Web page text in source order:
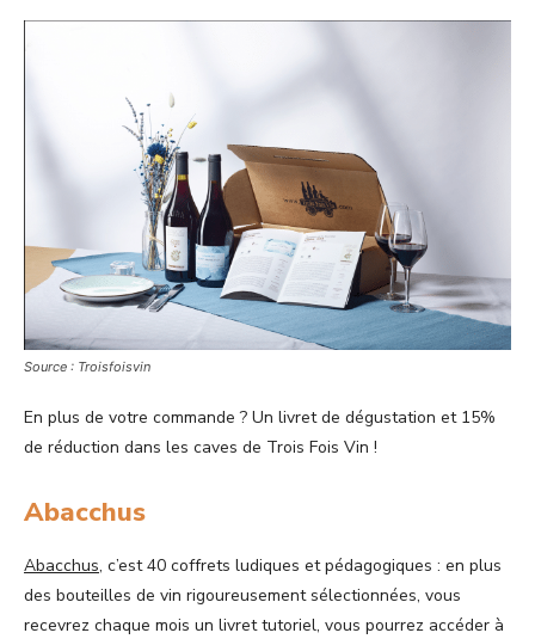
Source : Troisfoisvin
En plus de votre commande ? Un livret de dégustation et 15%
de réduction dans les caves de Trois Fois Vin !
Abacchus
Abacchus, c’est 40 coffrets ludiques et pédagogiques : en plus
des bouteilles de vin rigoureusement sélectionnées, vous
recevrez chaque mois un livret tutoriel, vous pourrez accéder à